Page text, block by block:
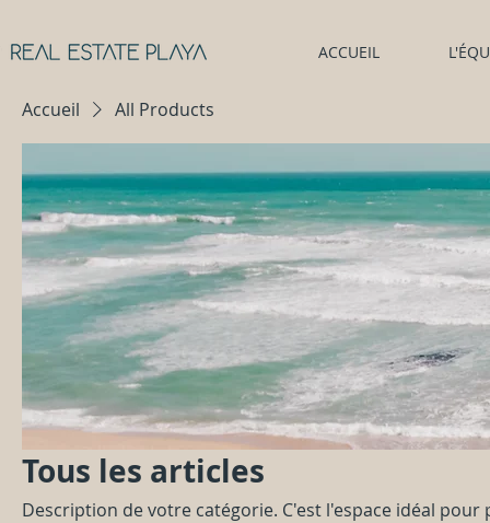
ACCUEIL
Accueil All Products
Tous les articles
Description de votre catégorie. C'est l'espace idéal